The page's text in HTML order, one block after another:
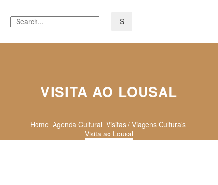
VISITA AO LOUSAL
Home Agenda Cultural Visitas / Viagens Culturais
Visita ao Lousal